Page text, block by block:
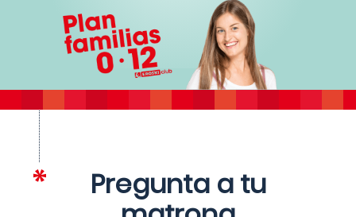
Pregunta a tu